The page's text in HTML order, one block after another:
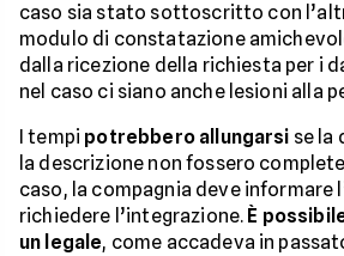
caso sia stato sottoscritto con
modulo di constatazione
dalla ricezione della richiesta per i
nel caso ci siano anche lesioni alla
I tempi potrebbero allungarsi se la
la descrizione non fossero
caso, la compagnia deve informare
richiedere l’integrazione. È
un legale, come accadeva in